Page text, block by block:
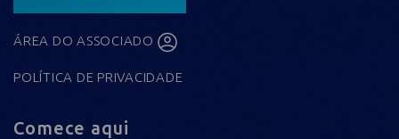
ÁREA DO ASSOCIADO
POLÍTICA DE PRIVACIDADE
Comece aqui